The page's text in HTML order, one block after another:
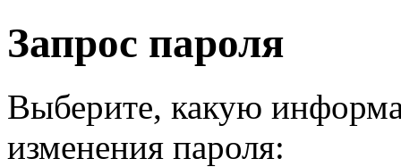
Запрос пароля
Выберите, какую
изменения пароля: